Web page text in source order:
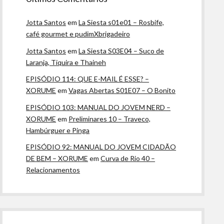
Jotta Santos emLa Siesta s01e01 – Rosbife,
café gourmet e pudimXbrigadeiro
Jotta Santos emLa Siesta S03E04 – Suco de
Laranja, Tiquira e Thaineh
EPISÓDIO 114: QUE E-MAIL É ESSE? –
XORUME emVagas Abertas S01E07 – O Bonito
EPISÓDIO 103: MANUAL DO JOVEM NERD –
XORUME em Preliminares 10 – Traveco,
Hambúrguer e Pinga
EPISÓDIO 92: MANUAL DO JOVEM CIDADÃO
DE BEM – XORUME emCurva de Rio 40 –
Relacionamentos